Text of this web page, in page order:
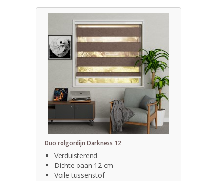
Duo rolgordijn Darkness 12
Verduisterend
Dichte baan 12 cm
Voile tussenstof